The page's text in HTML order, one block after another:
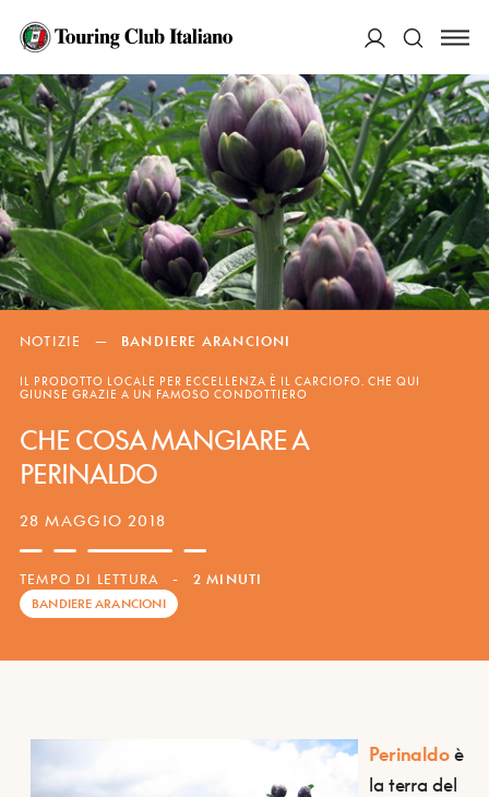
Cerca
NOTIZIE — BANDIERE ARANCIONI
IL PRODOTTO LOCALE PER ECCELLENZA È IL CARCIOFO. CHE QUI
GIUNSE GRAZIE A UN FAMOSO CONDOTTIERO
CHE COSA MANGIARE A
PERINALDO
28 MAGGIO 2018
TEMPO DI LETTURA - 2 MINUTI
BANDIERE ARANCIONI
Perinaldoè
la terra del